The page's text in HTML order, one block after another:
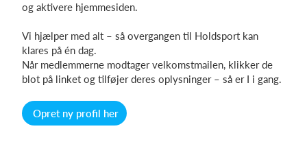
og aktivere hjemmesiden.
Vi hjælper med alt – så overgangen til Holdsport kan
klares på én dag.
Når medlemmerne modtager velkomstmailen, klikker de
blot på linket og tilføjer deres oplysninger – så er I i gang.
Opret ny profil her